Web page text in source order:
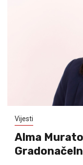
Vijesti
Alma